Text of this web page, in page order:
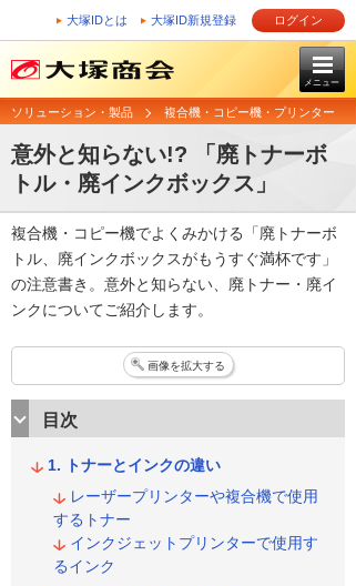
大塚IDとは 大塚ID新規登録 ログイン
メニュー
ソリューション・製品 複合機・コピー機・プリンター
意外と知らない!? 「廃トナーボ
トル・廃インクボックス」
複合機・コピー機でよくみかける「廃トナーボ
トル、廃インクボックスがもうすぐ満杯です」
の注意書き。意外と知らない、廃トナー・廃イ
ンクについてご紹介します。
画像を拡大する
目次
トナーとインクの違い
レーザープリンターや複合機で使用
するトナー
インクジェットプリンターで使用す
るインク